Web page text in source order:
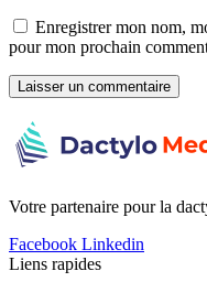
Enregistrer mon nom,
pour mon prochain
Votre partenaire pour la
Facebook Linkedin
Liens rapides